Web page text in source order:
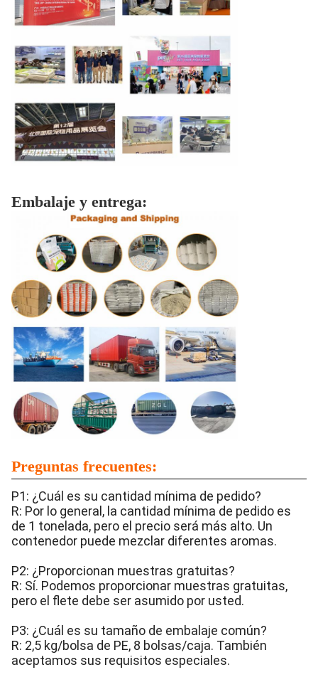
Embalaje y entrega:
Preguntas frecuentes:
P1: ¿Cuál es su cantidad mínima de pedido?
R: Por lo general, la cantidad mínima de pedido es
de 1 tonelada, pero el precio será más alto. Un
contenedor puede mezclar diferentes aromas.
P2: ¿Proporcionan muestras gratuitas?
R: Sí. Podemos proporcionar muestras gratuitas,
pero el flete debe ser asumido por usted.
P3: ¿Cuál es su tamaño de embalaje común?
R: 2,5 kg/bolsa de PE, 8 bolsas/caja. También
aceptamos sus requisitos especiales.